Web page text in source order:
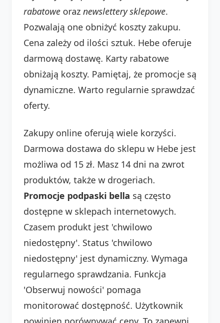
rabatowe oraz newslettery sklepowe.
Pozwalają one obniżyć koszty zakupu.
Cena zależy od ilości sztuk. Hebe oferuje
darmową dostawę. Karty rabatowe
obniżają koszty. Pamiętaj, że promocje są
dynamiczne. Warto regularnie sprawdzać
oferty.
Zakupy online oferują wiele korzyści.
Darmowa dostawa do sklepu w Hebe jest
możliwa od 15 zł. Masz 14 dni na zwrot
produktów, także w drogeriach.
Promocje podpaski bella są często
dostępne w sklepach internetowych.
Czasem produkt jest 'chwilowo
niedostępny'. Status 'chwilowo
niedostępny' jest dynamiczny. Wymaga
regularnego sprawdzania. Funkcja
'Obserwuj nowości' pomaga
monitorować dostępność. Użytkownik